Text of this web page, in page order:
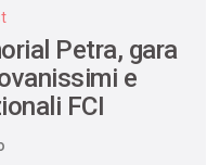
Petra, gara
e
FCI